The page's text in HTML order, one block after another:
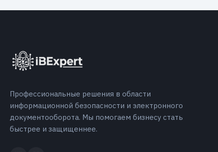
Профессиональные решения в области
информационной безопасности и электронного
документооборота. Мы помогаем бизнесу стать
быстрее и защищеннее.